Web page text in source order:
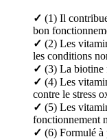
✓ (1) Il
bon
✓ (2) Les
les conditions
✓ (3) La biotine
✓ (4) Les
contre le stress
✓ (5) Les
fonctionnement
✓ (6) Formulé à